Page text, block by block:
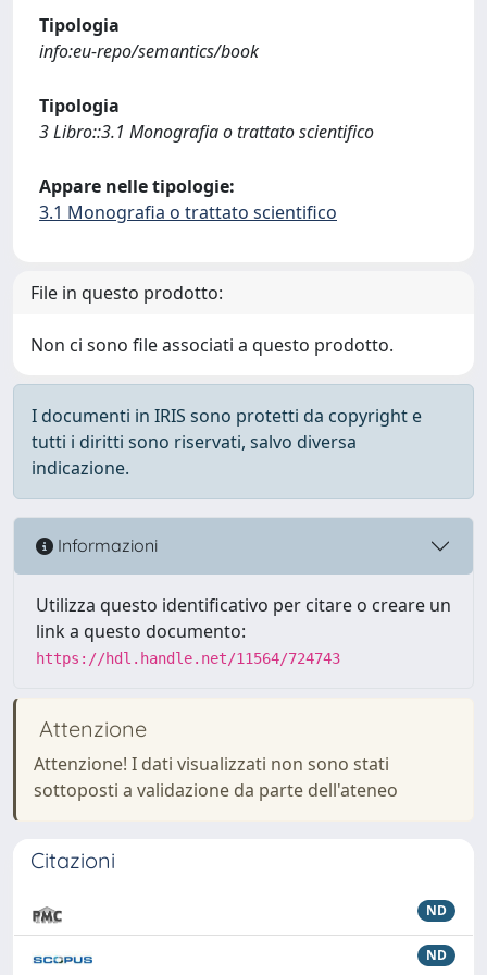
Tipologia
info:eu-repo/semantics/book
Tipologia
3 Libro::3.1 Monografia o trattato scientifico
Appare nelle tipologie:
3.1 Monografia o trattato scientifico
File in questo prodotto:
Non ci sono file associati a questo prodotto.
I documenti in IRIS sono protetti da copyright e
tutti i diritti sono riservati, salvo diversa
indicazione.
Informazioni
Utilizza questo identificativo per citare o creare un
link a questo documento:
https://hdl.handle.net/11564/724743
Attenzione
Attenzione! I dati visualizzati non sono stati
sottoposti a validazione da parte dell'ateneo
Citazioni
ND
ND